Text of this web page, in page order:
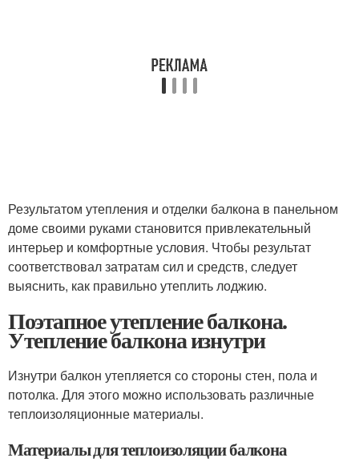
Результатом утепления и отделки балкона в панельном
доме своими руками становится привлекательный
интерьер и комфортные условия. Чтобы результат
соответствовал затратам сил и средств, следует
выяснить, как правильно утеплить лоджию.
Поэтапное утепление балкона.
Утепление балкона изнутри
Изнутри балкон утепляется со стороны стен, пола и
потолка. Для этого можно использовать различные
теплоизоляционные материалы.
Материалы для теплоизоляции балкона